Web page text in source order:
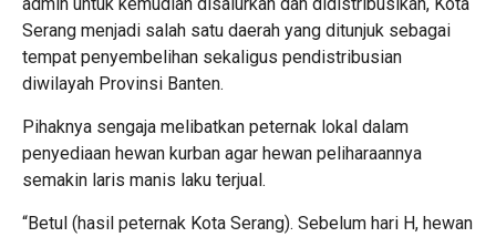
Serang menjadi salah satu daerah yang ditunjuk sebagai
tempat penyembelihan sekaligus pendistribusian
diwilayah Provinsi Banten.
Pihaknya sengaja melibatkan peternak lokal dalam
penyediaan hewan kurban agar hewan peliharaannya
semakin laris manis laku terjual.
“Betul (hasil peternak Kota Serang). Sebelum hari H, hewan